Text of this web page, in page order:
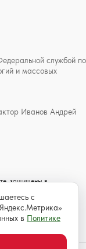
службой по
и массовых
Иванов Андрей
защищены в
об авторском
фото, аудио и
с обязательной
16 лет.
с
в Политике